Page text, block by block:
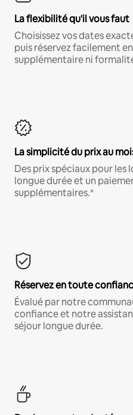
La flexibilité qu'il vous faut
Choisissez vos dates
puis réservez facilement
supplémentaire ni
La simplicité du prix au
Des prix spéciaux pour les
longue durée et un
supplémentaires.*
Réservez en toute
Évalué par notre
confiance et notre
séjour longue durée.